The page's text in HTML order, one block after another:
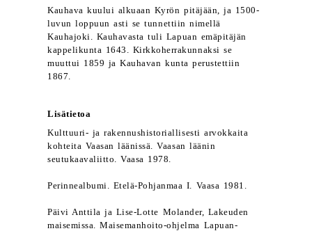
Kauhava kuului alkuaan Kyrön pitäjään, ja 1500-
luvun loppuun asti se tunnettiin nimellä
Kauhajoki. Kauhavasta tuli Lapuan emäpitäjän
kappelikunta 1643. Kirkkoherrakunnaksi se
muuttui 1859 ja Kauhavan kunta perustettiin
1867.
Lisätietoa
Kulttuuri- ja rakennushistoriallisesti arvokkaita
kohteita Vaasan läänissä. Vaasan läänin
seutukaavaliitto. Vaasa 1978.
Perinnealbumi. Etelä-Pohjanmaa I. Vaasa 1981.
Päivi Anttila ja Lise-Lotte Molander, Lakeuden
maisemissa. Maisemanhoito-ohjelma Lapuan-